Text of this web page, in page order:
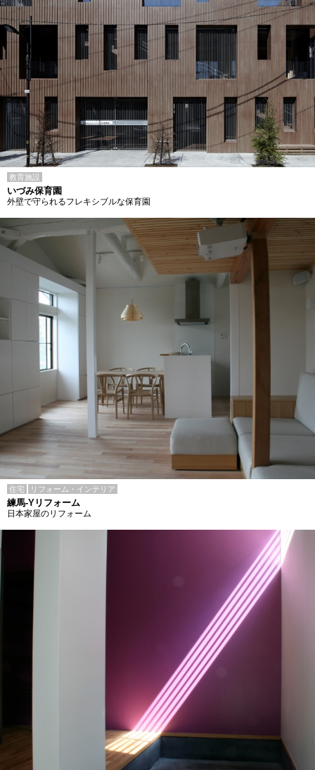
教育施設
いづみ保育園
外壁で守られるフレキシブルな保育園
住宅 リフォーム・インテリア
練馬-Yリフォーム
日本家屋のリフォーム